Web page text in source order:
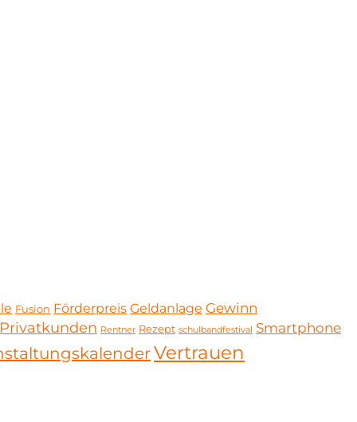
Fusion Förderpreis Geldanlage Gewinn
Privatkunden Rentner Rezept schulbandfestival Smartphone
Vertrauen